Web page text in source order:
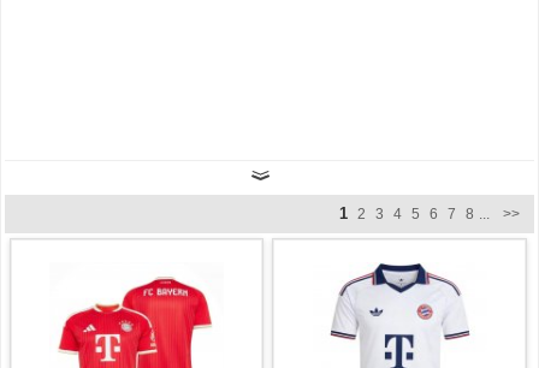
1 2 3 4 5 6 7 8 ... >>